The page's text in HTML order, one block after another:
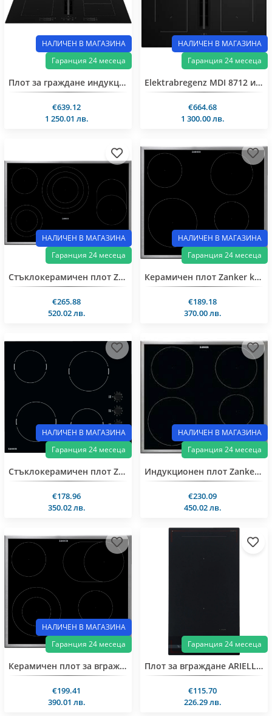
НАЛИЧЕН В МАГАЗИНА
Гаранция 24 месеца
Плот за граждане индукция с вграден абсорбатор BEKO HIXI 84700 UF
€639.12
1 250.01 лв.
НАЛИЧЕН В МАГАЗИНА
Гаранция 24 месеца
Elektrabregenz MDI 8712 индукционен плот с абсорбатор за вграждане
€664.68
1 300.00 лв.
НАЛИЧЕН В МАГАЗИНА
Гаранция 24 месеца
Стъклокерамичен плот Zanker KEE8447XXK 80см
€265.88
520.02 лв.
НАЛИЧЕН В МАГАЗИНА
Гаранция 24 месеца
Керамичен плот Zanker kev6340xxk
€189.18
370.00 лв.
НАЛИЧЕН В МАГАЗИНА
Гаранция 24 месеца
Стъклокерамичен плот Zanker KEV6140FBB
€178.96
350.02 лв.
НАЛИЧЕН В МАГАЗИНА
Гаранция 24 месеца
Индукционен плот Zanker KIT6460XXK
€230.09
450.02 лв.
НАЛИЧЕН В МАГАЗИНА
Гаранция 24 месеца
Керамичен плот за вграждане Zanker kev6446xxk
€199.41
390.01 лв.
Гаранция 24 месеца
Плот за вграждане ARIELLI ACH-3619IND
€115.70
226.29 лв.